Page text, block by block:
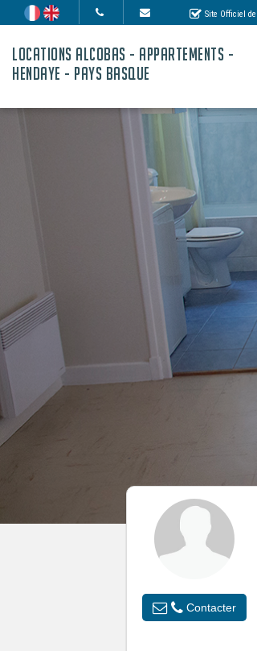
Site Officiel
LOCATIONS ALCOBAS - APPARTEMENTS -
HENDAYE - PAYS BASQUE
Contacter